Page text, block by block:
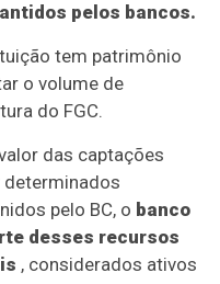
pelos bancos.
tem patrimônio
o volume de
do FGC.
das captações
pelo BC, o banco
desses recursos
, considerados ativos